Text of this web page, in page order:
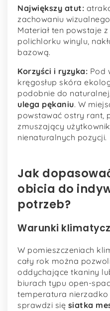
Największy atut:
zachowaniu
Materiał ten powstaje
polichlorku winylu,
bazową.
Korzyści i ryzyka: Pod
kręgosłup skóra
podobnie do
ulega pękaniu. W
powstawać ostry rant,
zmuszający
nienaturalnych pozycji.
Jak
obicia do
potrzeb?
Warunki
W pomieszczeniach
cały rok można
oddychające tkaniny
biurach typu open-
temperatura nierzadko
sprawdzi się siatka